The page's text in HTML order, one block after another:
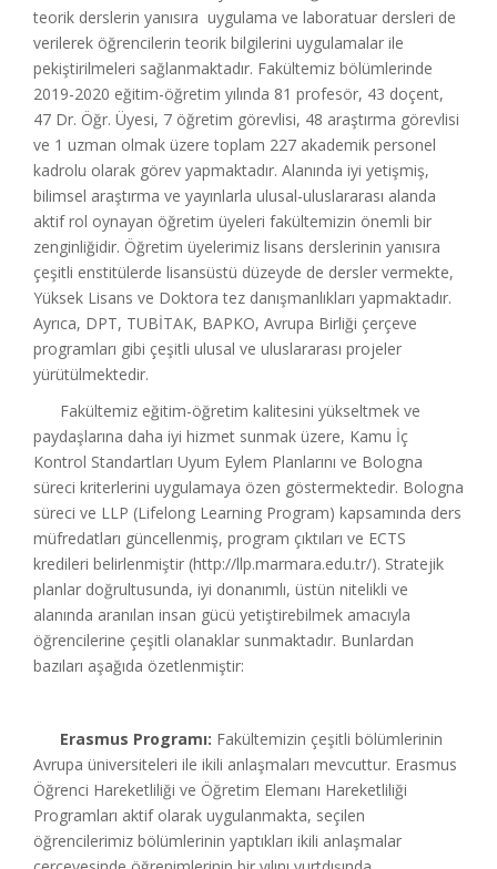
teorik derslerin yanısıra uygulama ve laboratuar dersleri de
verilerek öğrencilerin teorik bilgilerini uygulamalar ile
pekiştirilmeleri sağlanmaktadır. Fakültemiz bölümlerinde
2019-2020 eğitim-öğretim yılında 81 profesör, 43 doçent,
47 Dr. Öğr. Üyesi, 7 öğretim görevlisi, 48 araştırma görevlisi
ve 1 uzman olmak üzere toplam 227 akademik personel
kadrolu olarak görev yapmaktadır. Alanında iyi yetişmiş,
bilimsel araştırma ve yayınlarla ulusal-uluslararası alanda
aktif rol oynayan öğretim üyeleri fakültemizin önemli bir
zenginliğidir. Öğretim üyelerimiz lisans derslerinin yanısıra
çeşitli enstitülerde lisansüstü düzeyde de dersler vermekte,
Yüksek Lisans ve Doktora tez danışmanlıkları yapmaktadır.
Ayrıca, DPT, TUBİTAK, BAPKO, Avrupa Birliği çerçeve
programları gibi çeşitli ulusal ve uluslararası projeler
yürütülmektedir.
Fakültemiz eğitim-öğretim kalitesini yükseltmek ve
paydaşlarına daha iyi hizmet sunmak üzere, Kamu İç
Kontrol Standartları Uyum Eylem Planlarını ve Bologna
süreci kriterlerini uygulamaya özen göstermektedir. Bologna
süreci ve LLP (Lifelong Learning Program) kapsamında ders
müfredatları güncellenmiş, program çıktıları ve ECTS
kredileri belirlenmiştir (http://llp.marmara.edu.tr/). Stratejik
planlar doğrultusunda, iyi donanımlı, üstün nitelikli ve
alanında aranılan insan gücü yetiştirebilmek amacıyla
öğrencilerine çeşitli olanaklar sunmaktadır. Bunlardan
bazıları aşağıda özetlenmiştir:
Erasmus Programı: Fakültemizin çeşitli bölümlerinin
Avrupa üniversiteleri ile ikili anlaşmaları mevcuttur. Erasmus
Öğrenci Hareketliliği ve Öğretim Elemanı Hareketliliği
Programları aktif olarak uygulanmakta, seçilen
öğrencilerimiz bölümlerinin yaptıkları ikili anlaşmalar